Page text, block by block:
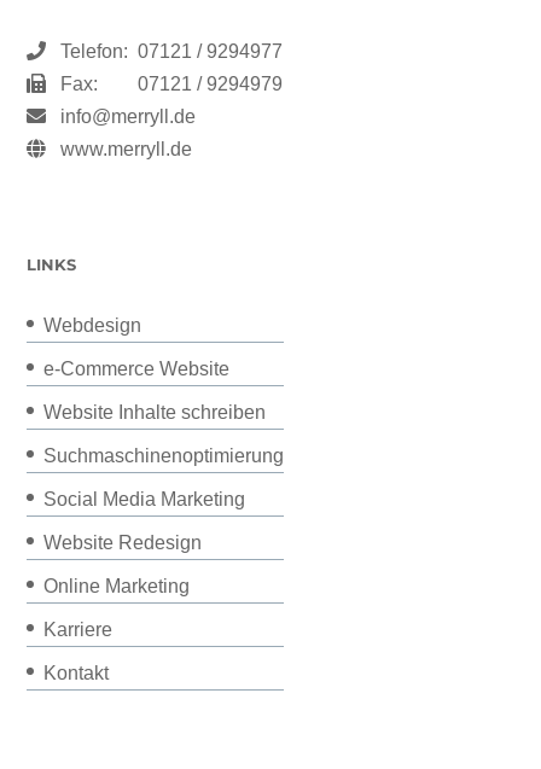
Telefon: 07121 / 9294977
Fax:
07121 / 9294979
info@merryll.de
www.merryll.de
LINKS
Webdesign
e-Commerce Website
Website Inhalte schreiben
Suchmaschinenoptimierung
Social Media Marketing
Website Redesign
Online Marketing
Karriere
Kontakt